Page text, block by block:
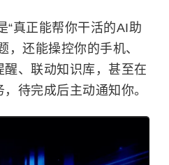
“真正能帮你干活的AI助
，还能操控你的手机、
、联动知识库，甚至在
待完成后主动通知你。